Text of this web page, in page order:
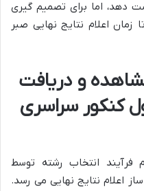
دهد، اما برای تصمیم گیری
زمان اعلام نتایج نهایی صبر
و دریافت
کنکور سراسری
فرآیند انتخاب رشته توسط
اعلام نتایج نهایی می رسد.